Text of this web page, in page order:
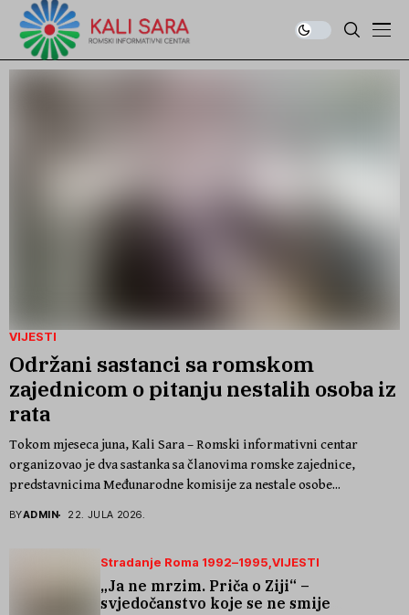
VIJESTI
Održani sastanci sa romskom
zajednicom o pitanju nestalih osoba iz
rata
Tokom mjeseca juna, Kali Sara – Romski informativni centar
organizovao je dva sastanka sa članovima romske zajednice,
predstavnicima Međunarodne komisije za nestale osobe...
BYADMIN 22. JULA 2026.
Stradanje Roma 1992–1995 VIJESTI
„Ja ne mrzim. Priča o Ziji“ –
svjedočanstvo koje se ne smije